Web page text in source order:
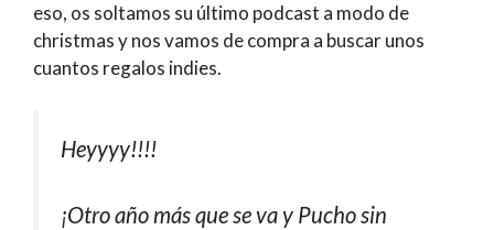
eso, os soltamos su último podcast a modo de
christmas y nos vamos de compra a buscar unos
cuantos regalos indies.
Heyyyy!!!!
¡Otro año más que se va y Pucho sin